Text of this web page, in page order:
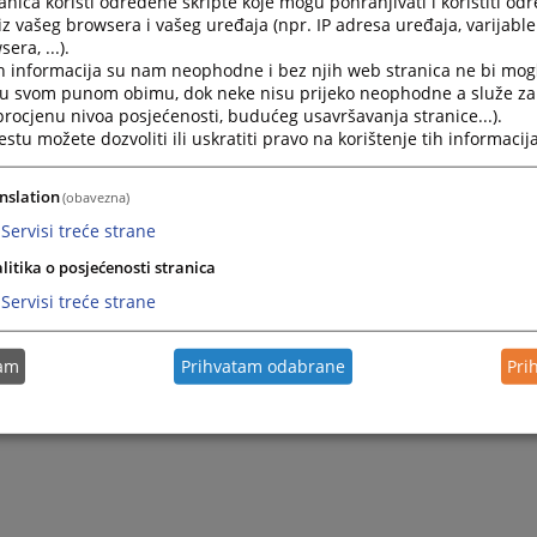
sudu Banja Luka, nadležan je za rješavanje po
na odluke ovog suda.
vašeg browsera i vašeg uređaja (npr. IP adresa uređaja,
...).
informacija su nam neophodne i bez njih web stranica ne bi
svom punom obimu, dok neke nisu prijeko neophodne a služe
nivoa posjećenosti, budućeg usavršavanja stranice...).
možete dozvoliti ili uskratiti pravo na korištenje tih
(obavezna)
Servisi treće strane
o posjećenosti stranica
Servisi treće strane
Prihvatam odabrane